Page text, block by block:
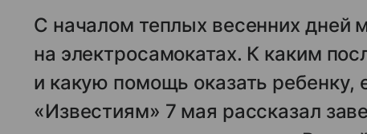
С началом теплых весенних дней
на электросамокатах. К каким
и какую помощь оказать ребенку,
«Известиям» 7 мая рассказал